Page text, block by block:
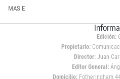
MAS E
Edición:
Propietario:
Director: Juan
Editor General:
Domicilio:Fotheringham